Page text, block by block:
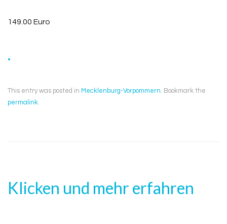
149.00 Euro
.
This entry was posted in Mecklenburg-Vorpommern. Bookmark the
permalink.
Klicken und mehr erfahren